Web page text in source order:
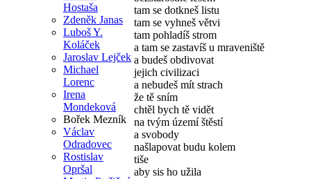
Hostaša
Zdeněk Janas
Luboš Y.
Koláček
Jaroslav Lejček
Michael
Lorenc
Irena
Mondeková
Bořek Mezník
Václav
Odradovec
Rostislav
Opršal
tam se dotkneš listu
tam se vyhneš větvi
tam pohladíš strom
a tam se zastavíš u mraveniště
a budeš obdivovat
jejich civilizaci
a nebudeš mít strach
že tě sním
chtěl bych tě vidět
na tvým území štěstí
a svobody
našlapovat budu kolem
tiše
aby sis ho užila